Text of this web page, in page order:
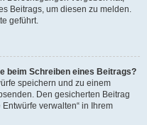
Beitrags, um diesen zu melden.
geführt.
beim Schreiben eines Beitrags?
speichern und zu einem
Den gesicherten Beitrag
verwalten“ in Ihrem